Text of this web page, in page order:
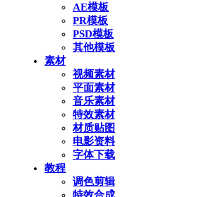
AE模板
PR模板
PSD模板
其他模板
素材
视频素材
平面素材
音乐素材
特效素材
材质贴图
电影资料
字体下载
教程
调色剪辑
特效合成